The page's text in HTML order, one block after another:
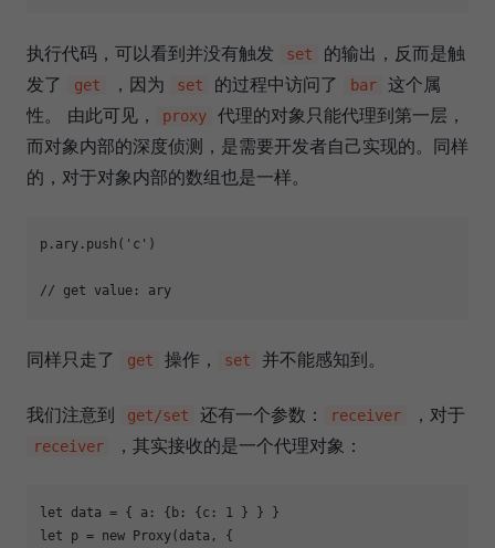
执行代码，可以看到并没有触发 set
的输出，反而是触
发了
get ，因为 set 的过程中访问了 bar
这个属
性。 由此可见，
proxy
代理的对象只能代理到第一层，
而对象内部的深度侦测，是需要开发者自己实现的。同样
的，对于对象内部的数组也是一样。
p.ary.push( 'c' )
// get value: ary
同样只走了 get 操作， set 并不能感知到。
我们注意到 get/set 还有一个参数： receiver ，对于
receiver ，其实接收的是一个代理对象：
let data = { a : { b : {c : 1
let p = new Proxy(data, {